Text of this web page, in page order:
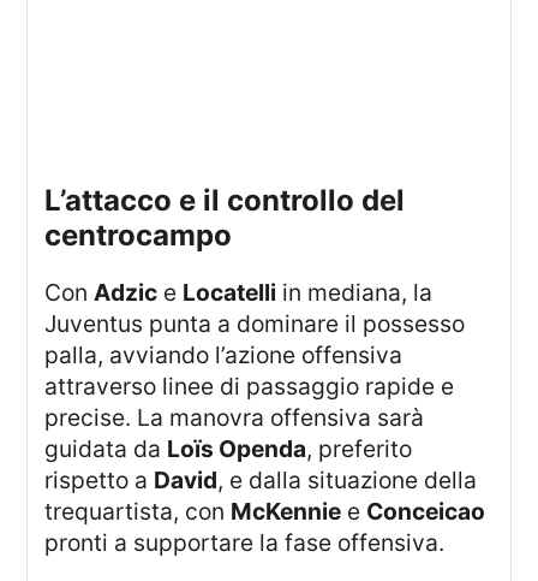
l’attacco e il controllo del
centrocampo
ConAdzic e Locatelli in mediana, la
Juventus punta a dominare il possesso
palla, avviando l’azione offensiva
attraverso linee di passaggio rapide e
precise. La manovra offensiva sarà
guidata da Loïs Openda, preferito
rispetto a David, e dalla situazione della
trequartista, con McKennie e Conceicao
pronti a supportare la fase offensiva.